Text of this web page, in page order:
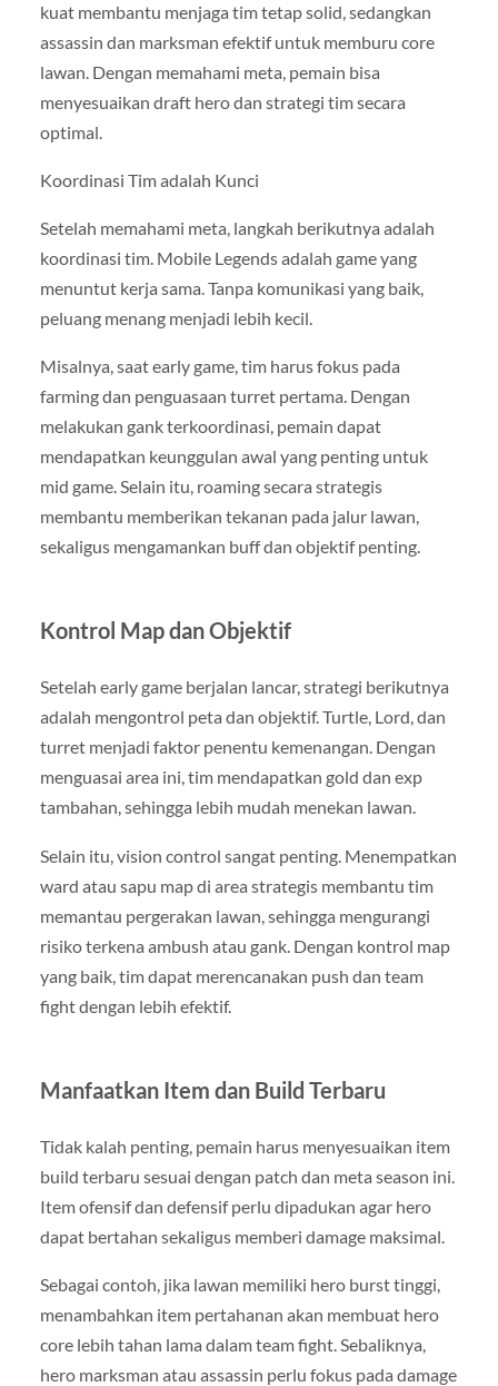
kuat membantu menjaga tim tetap solid, sedangkan
assassin dan marksman efektif untuk memburu core
lawan. Dengan memahami meta, pemain bisa
menyesuaikan draft hero dan strategi tim secara
optimal.
Koordinasi Tim adalah Kunci
Setelah memahami meta, langkah berikutnya adalah
koordinasi tim. Mobile Legends adalah game yang
menuntut kerja sama. Tanpa komunikasi yang baik,
peluang menang menjadi lebih kecil.
Misalnya, saat early game, tim harus fokus pada
farming dan penguasaan turret pertama. Dengan
melakukan gank terkoordinasi, pemain dapat
mendapatkan keunggulan awal yang penting untuk
mid game. Selain itu, roaming secara strategis
membantu memberikan tekanan pada jalur lawan,
sekaligus mengamankan buff dan objektif penting.
Kontrol Map dan Objektif
Setelah early game berjalan lancar, strategi berikutnya
adalah mengontrol peta dan objektif. Turtle, Lord, dan
turret menjadi faktor penentu kemenangan. Dengan
menguasai area ini, tim mendapatkan gold dan exp
tambahan, sehingga lebih mudah menekan lawan.
Selain itu, vision control sangat penting. Menempatkan
ward atau sapu map di area strategis membantu tim
memantau pergerakan lawan, sehingga mengurangi
risiko terkena ambush atau gank. Dengan kontrol map
yang baik, tim dapat merencanakan push dan team
fight dengan lebih efektif.
Manfaatkan Item dan Build Terbaru
Tidak kalah penting, pemain harus menyesuaikan item
build terbaru sesuai dengan patch dan meta season ini.
Item ofensif dan defensif perlu dipadukan agar hero
dapat bertahan sekaligus memberi damage maksimal.
Sebagai contoh, jika lawan memiliki hero burst tinggi,
menambahkan item pertahanan akan membuat hero
core lebih tahan lama dalam team fight. Sebaliknya,
hero marksman atau assassin perlu fokus pada damage